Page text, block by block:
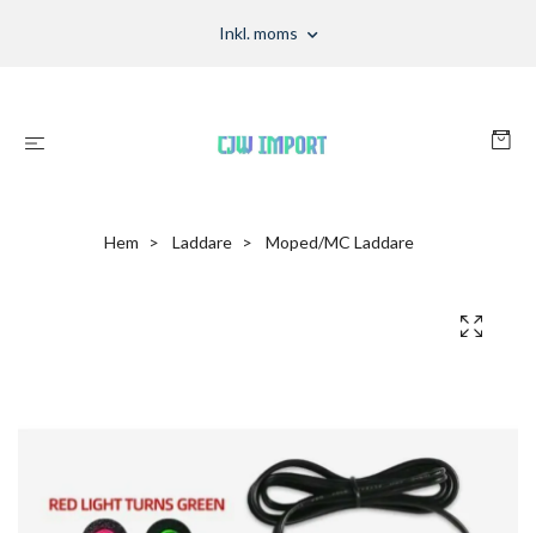
Inkl. moms
Hem Laddare Moped/MC Laddare